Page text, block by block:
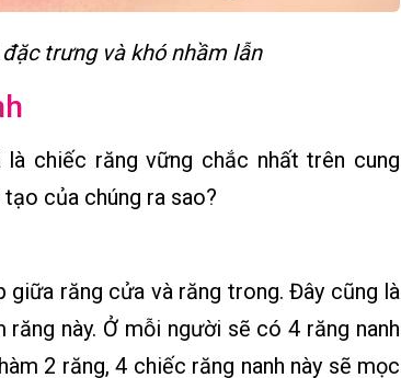
trưng và khó nhầm lẫn
là chiếc răng vững chắc nhất trên cung
của chúng ra sao?
giữa răng cửa và răng trong. Đây cũng là
này. Ở mỗi người sẽ có 4 răng nanh
2 răng, 4 chiếc răng nanh này sẽ mọc